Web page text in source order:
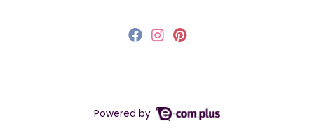
Powered by